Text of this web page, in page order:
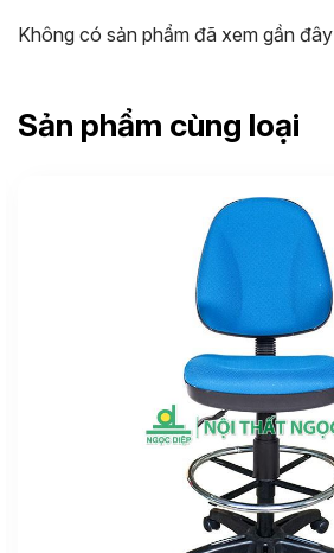
Không có sản phẩm đã xem gần đây
Sản phẩm cùng loại